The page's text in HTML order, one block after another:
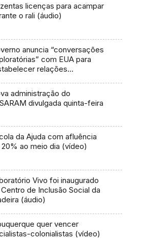
licenças para acampar
o rali (áudio)
anuncia “conversações
com EUA para
relações
administração do
divulgada quinta-feira
da Ajuda com afluência
ao meio dia (vídeo)
Vivo foi inaugurado
de Inclusão Social da
(áudio)
quer vencer
colonialistas (vídeo)